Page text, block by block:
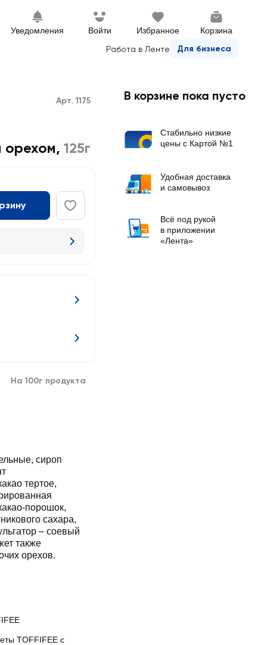
Уведомления Войти Избранное Корзина
Работа в Ленте Для бизнеса
Арт. 1175
орехом, 125г
На 100г продукта
сироп
тертое,
порошок,
сахара,
– соевый
также
орехов.
TOFFIFEE с
В корзине пока пусто
Стабильно низкие
цены с Картой №1
Удобная доставка
и самовывоз
Всё под рукой
в приложении
«Лента»